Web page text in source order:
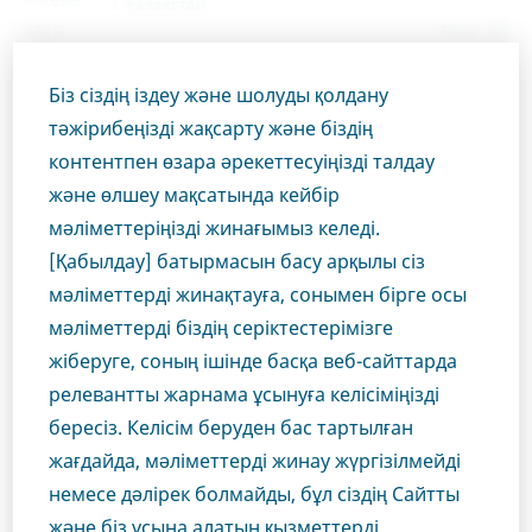
Сіз денсаулық сақтау
саласының маманы
болып табыласыз ба?
Бұл бөлімге кіру үшін медициналық маман
болуыңыз керек, себебі веб-сайтымыздың осы
аймағындағы материалдар тек соларға арналған.
Kazakhstan Өнімдер
РЕЦЕПТУРА ПРЕПАРАТТАРЫ
Индапамид-Тева, таблеткалар 1,5 мг
Индапамид-Тева,
таблеткалар 1,5 мг
КАРДИОЛОГИЯ ИНДАПАМИД
Өнім тиесілі терапевтік аймақ
Кардиология
Біз сіздің іздеу және шолуды қолдану
тәжірибеңізді жақсарту және біздің
контентпен өзара әрекеттесуіңізді талдау
және өлшеу мақсатында кейбір
мәліметтеріңізді жинағымыз келеді.
[Қабылдау] батырмасын басу арқылы сіз
мәліметтерді жинақтауға, сонымен бірге осы
мәліметтерді біздің серіктестерімізге
жіберуге, соның ішінде басқа веб-сайттарда
релевантты жарнама ұсынуға келісіміңізді
бересіз. Келісім беруден бас тартылған
жағдайда, мәліметтерді жинау жүргізілмейді
немесе дәлірек болмайды, бұл сіздің Сайтты